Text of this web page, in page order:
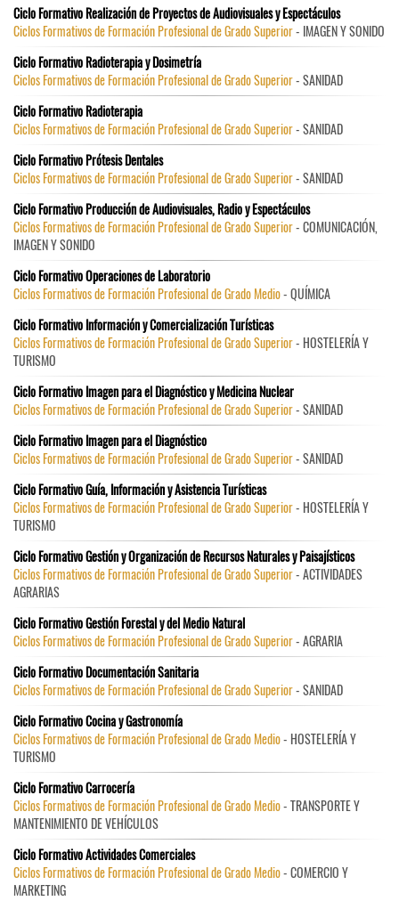
Ciclo Formativo Realización de Proyectos de Audiovisuales y Espectáculos
Ciclos Formativos de Formación Profesional de Grado Superior- IMAGEN Y SONIDO
Ciclo Formativo Radioterapia y Dosimetría
Ciclos Formativos de Formación Profesional de Grado Superior- SANIDAD
Ciclo Formativo Radioterapia
Ciclos Formativos de Formación Profesional de Grado Superior- SANIDAD
Ciclo Formativo Prótesis Dentales
Ciclos Formativos de Formación Profesional de Grado Superior- SANIDAD
Ciclo Formativo Producción de Audiovisuales, Radio y Espectáculos
Ciclos Formativos de Formación Profesional de Grado Superior- COMUNICACIÓN,
IMAGEN Y SONIDO
Ciclo Formativo Operaciones de Laboratorio
Ciclos Formativos de Formación Profesional de Grado Medio- QUÍMICA
Ciclo Formativo Información y Comercialización Turísticas
Ciclos Formativos de Formación Profesional de Grado Superior- HOSTELERÍA Y
TURISMO
Ciclo Formativo Imagen para el Diagnóstico y Medicina Nuclear
Ciclos Formativos de Formación Profesional de Grado Superior- SANIDAD
Ciclo Formativo Imagen para el Diagnóstico
Ciclos Formativos de Formación Profesional de Grado Superior- SANIDAD
Ciclo Formativo Guía, Información y Asistencia Turísticas
Ciclos Formativos de Formación Profesional de Grado Superior- HOSTELERÍA Y
TURISMO
Ciclo Formativo Gestión y Organización de Recursos Naturales y Paisajísticos
Ciclos Formativos de Formación Profesional de Grado Superior- ACTIVIDADES
AGRARIAS
Ciclo Formativo Gestión Forestal y del Medio Natural
Ciclos Formativos de Formación Profesional de Grado Superior- AGRARIA
Ciclo Formativo Documentación Sanitaria
Ciclos Formativos de Formación Profesional de Grado Superior- SANIDAD
Ciclo Formativo Cocina y Gastronomía
Ciclos Formativos de Formación Profesional de Grado Medio- HOSTELERÍA Y
TURISMO
Ciclo Formativo Carrocería
Ciclos Formativos de Formación Profesional de Grado Medio- TRANSPORTE Y
MANTENIMIENTO DE VEHÍCULOS
Ciclo Formativo Actividades Comerciales
Ciclos Formativos de Formación Profesional de Grado Medio- COMERCIO Y
MARKETING